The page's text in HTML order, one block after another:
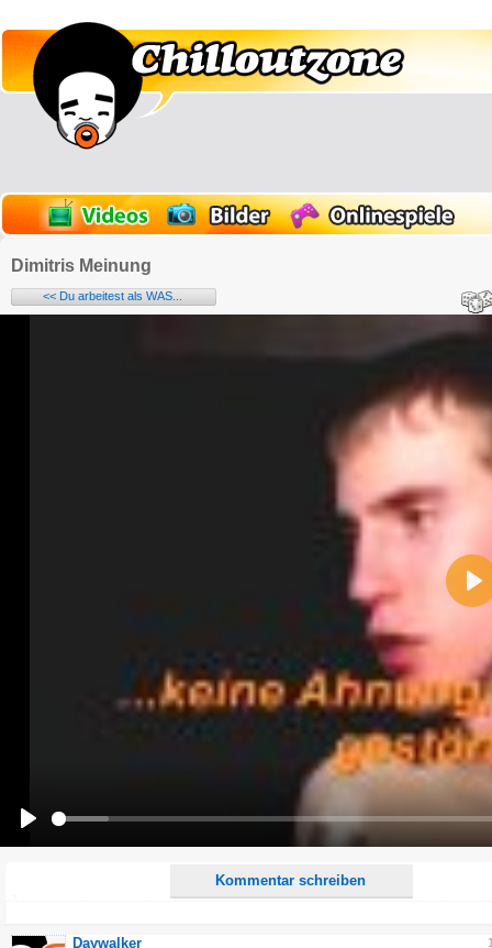
Dimitris Meinung
<< Du arbeitest als WAS...
Kommentar schreiben
Alle HTML-Tags außer <br>, <strike> und <i> werden aus Deinem Kommentar entfernt.
URLs werden automatisch umgewandelt. Bitte verwende "www." oder "http://" in URLs
Ich möchte eine E-Mail, wenn auf dieser Seite weitere Kommentare erscheinen.
Daywalker